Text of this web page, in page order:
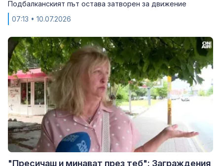
Подбалканският път остава затворен за движение
07:13 • 10.07.2026
"Пресичаш и минават през теб": Заграждения